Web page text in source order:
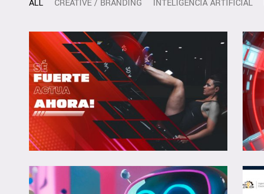
ALL CREATIVE / BRANDING INTELIGENCIA ARTIFICIAL